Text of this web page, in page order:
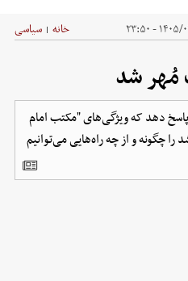
۲۶ - ۲۳:۵۰ خانه | سیاسی
مُهر شد
دهد که ویژگی‌های "مکتب امام
چگونه و از چه راه‌هایی می‌توانیم